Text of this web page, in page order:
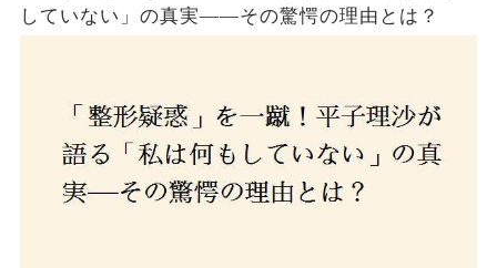
していない」の真実——その驚愕の理由とは？